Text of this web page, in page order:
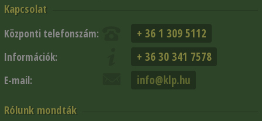
Kapcsolat
Központi telefonszám: + 36 1 309 5112
Információk: + 36 30 341 7578
E-mail: info@klp.hu
Rólunk mondták